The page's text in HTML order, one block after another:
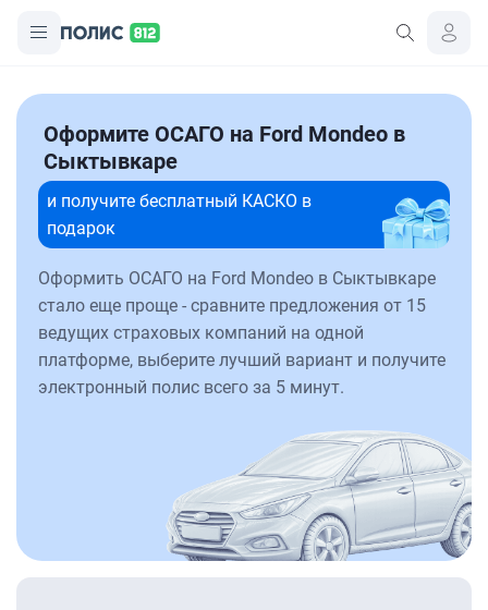
Оформите ОСАГО на Ford Mondeo в
Сыктывкаре
и получите бесплатный КАСКО в
подарок
Оформить ОСАГО на Ford Mondeo в Сыктывкаре
стало еще проще - сравните предложения от 15
ведущих страховых компаний на одной
платформе, выберите лучший вариант и получите
электронный полис всего за 5 минут.